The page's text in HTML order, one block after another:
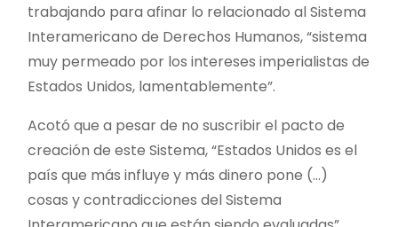
trabajando para afinar lo relacionado al Sistema
Interamericano de Derechos Humanos, “sistema
muy permeado por los intereses imperialistas de
Estados Unidos, lamentablemente”.
Acotó que a pesar de no suscribir el pacto de
creación de este Sistema, “Estados Unidos es el
país que más influye y más dinero pone (…)
cosas y contradicciones del Sistema